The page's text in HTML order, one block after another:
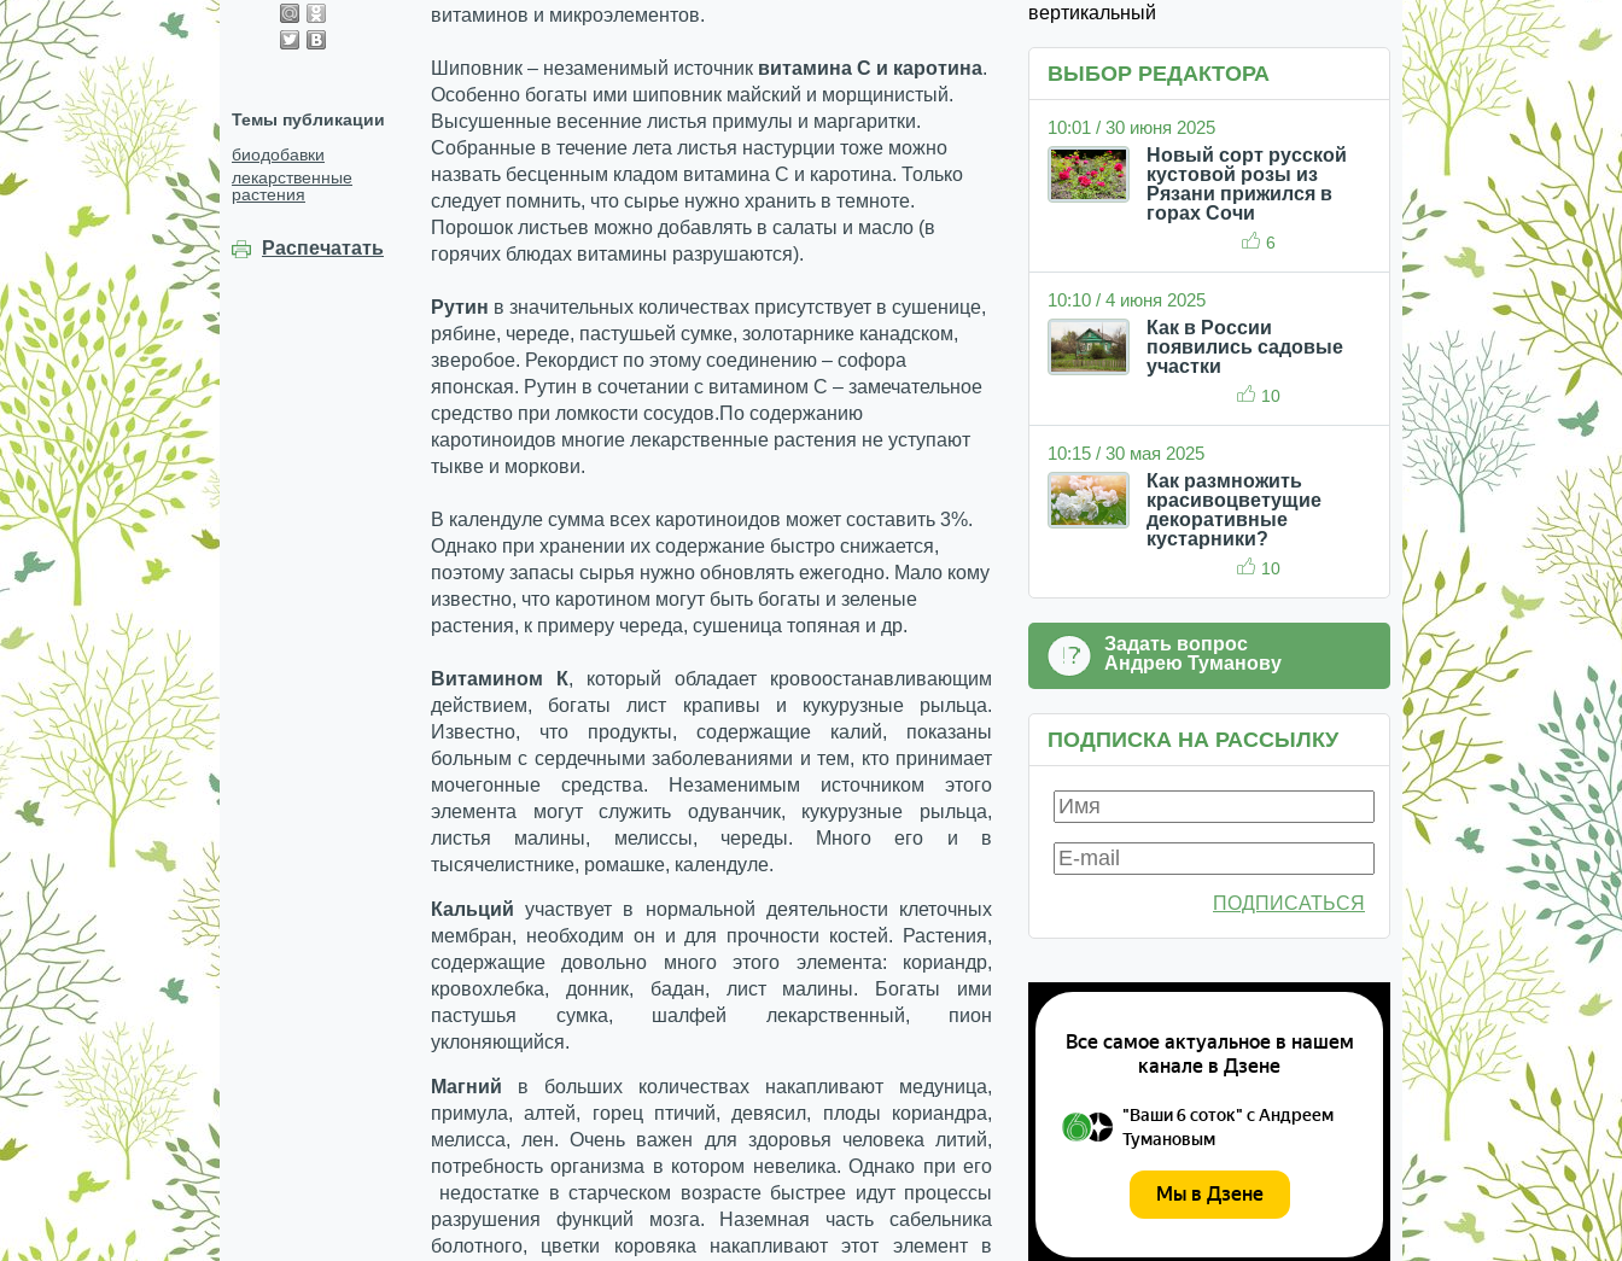
Темы публикации
биодобавки
лекарственные
растения
Распечатать
витаминов и микроэлементов.
Шиповник – незаменимый источник витамина С и каротина.
Особенно богаты ими шиповник майский и морщинистый.
Высушенные весенние листья примулы и маргаритки.
Собранные в течение лета листья настурции тоже можно
назвать бесценным кладом витамина С и каротина. Только
следует помнить, что сырье нужно хранить в темноте.
Порошок листьев можно добавлять в салаты и масло (в
горячих блюдах витамины разрушаются).
Рутин в значительных количествах присутствует в сушенице,
рябине, череде, пастушьей сумке, золотарнике канадском,
зверобое. Рекордист по этому соединению – софора
японская. Рутин в сочетании с витамином С – замечательное
средство при ломкости сосудов.По содержанию
каротиноидов многие лекарственные растения не уступают
тыкве и моркови.
В календуле сумма всех каротиноидов может составить 3%.
Однако при хранении их содержание быстро снижается,
поэтому запасы сырья нужно обновлять ежегодно. Мало кому
известно, что каротином могут быть богаты и зеленые
растения, к примеру череда, сушеница топяная и др.
Витамином К, который обладает кровоостанавливающим
действием, богаты лист крапивы и кукурузные рыльца.
Известно, что продукты, содержащие калий, показаны
больным с сердечными заболеваниями и тем, кто принимает
мочегонные средства. Незаменимым источником этого
элемента могут служить одуванчик, кукурузные рыльца,
листья малины, мелиссы, череды. Много его и в
тысячелистнике, ромашке, календуле.
Кальций участвует в нормальной деятельности клеточных
мембран, необходим он и для прочности костей. Растения,
содержащие довольно много этого элемента: кориандр,
кровохлебка, донник, бадан, лист малины. Богаты ими
пастушья сумка, шалфей лекарственный, пион
уклоняющийся.
Магний в больших количествах накапливают медуница,
примула, алтей, горец птичий, девясил, плоды кориандра,
мелисса, лен. Очень важен для здоровья человека литий,
потребность организма в котором невелика. Однако при его
недостатке в старческом возрасте быстрее идут процессы
разрушения функций мозга. Наземная часть сабельника
болотного, цветки коровяка накапливают этот элемент в
вертикальный
ВЫБОР РЕДАКТОРА
10:01 / 30 июня 2025
Новый сорт русской
кустовой розы из
Рязани прижился в
горах Сочи
6
10:10 / 4 июня 2025
Как в России
появились садовые
участки
10
10:15 / 30 мая 2025
Как размножить
красивоцветущие
декоративные
кустарники?
10
Задать вопрос
Андрею Туманову
ПОДПИСКА НА РАССЫЛКУ
ПОДПИСАТЬСЯ